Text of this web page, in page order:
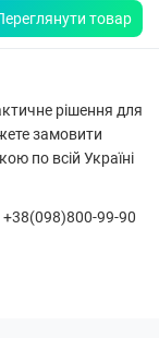
товар
рішення для
замовити
по всій Україні
99-90